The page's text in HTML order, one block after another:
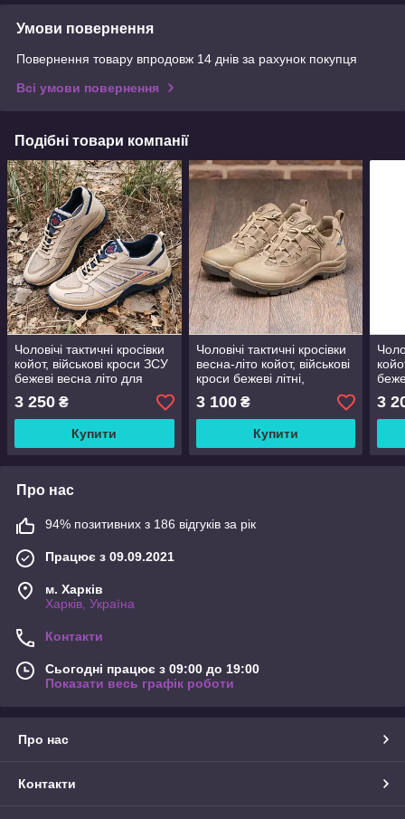
Умови повернення
Повернення товару впродовж 14 днів за рахунок покупця
Всі умови повернення
Подібні товари компанії
Чоловічі тактичні кросівки
койот, військові кроси ЗСУ
бежеві весна літо для
чоловіків, розмір 40 41 42
43 44 45
3 250 ₴
Купити
Чоловічі тактичні кросівки
весна-літо койот, військові
кроси бежеві літні,
армійське взуття, розмір
36-48
3 100₴
Купити
43
3
Про нас
94% позитивних з 186 відгуків за рік
Працює з 09.09.2021
м. Харків
Харків, Україна
Контакти
Сьогодні працює з 09:00 до 19:00
Показати весь графік роботи
Про нас
Контакти